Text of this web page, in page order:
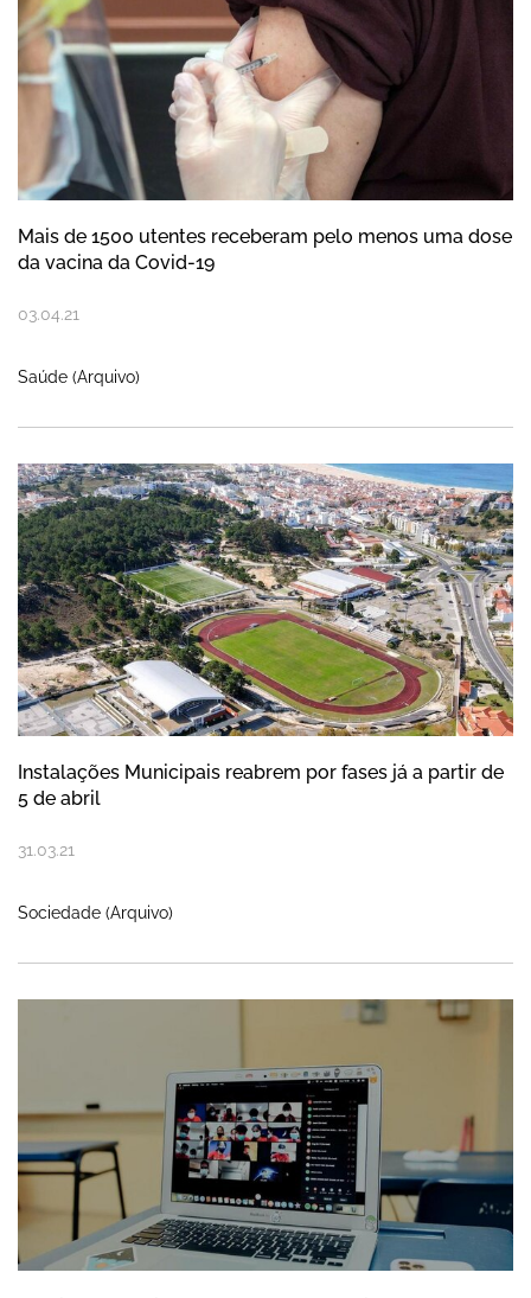
Mais de 1500 utentes receberam pelo menos uma dose
da vacina da Covid-19
03.04.21
Saúde (Arquivo)
Instalações Municipais reabrem por
Instalações Municipais reabrem por fases já a partir de
5 de abril
31.03.21
Sociedade (Arquivo)
Webinar “Contributos das abordagens